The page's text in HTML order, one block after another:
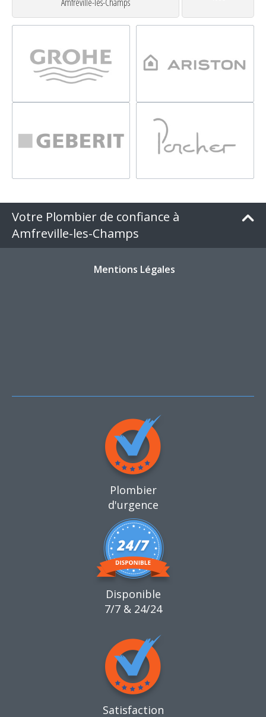
Amfreville-les-Champs
Votre Plombier de confiance à
Amfreville-les-Champs
Mentions Légales
Plombier
d'urgence
Disponible
7/7 & 24/24
Satisfaction